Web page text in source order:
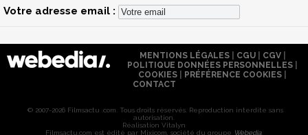
Votre adresse email :
MENTIONS LÉGALES| CGU| CGV|
POLITIQUE DONNÉES PERSONNELLES
COOKIES
PRÉFÉRENCE COOKIES
CONTACT
© 2007-2026 Filmsactu .com. Tous droits réservés. Reproduction interdite sans
autorisation.
Réalisation Vitalyn
Filmsactu .com est édité par Mixicom, société du groupe Webedia.